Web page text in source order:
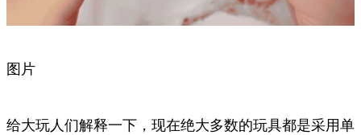
图片
给大玩人们解释一下，现在绝大多数的玩具都是采用单